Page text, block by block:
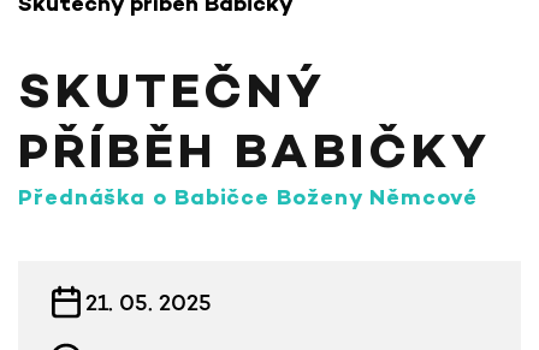
Skutečný příběh Babičky
SKUTEČNÝ
PŘÍBĚH BABIČKY
Přednáška o Babičce Boženy Němcové
21. 05. 2025